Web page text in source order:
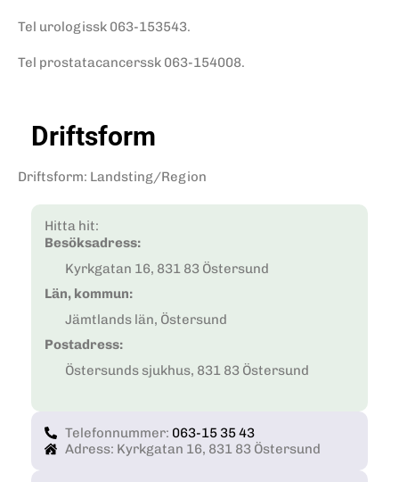
Tel urologissk 063-153543.
Tel prostatacancerssk 063-154008.
Driftsform
Driftsform: Landsting/Region
Hitta hit:
Besöksadress:
Kyrkgatan 16, 831 83 Östersund
Län, kommun:
Jämtlands län, Östersund
Postadress:
Östersunds sjukhus, 831 83 Östersund
Telefonnummer: 063-15 35 43
Adress: Kyrkgatan 16, 831 83 Östersund